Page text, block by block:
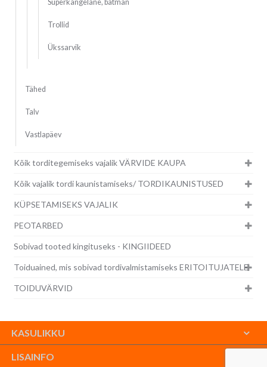
Superkangelane, batman
Trollid
Ükssarvik
Tähed
Talv
Vastlapäev
Kõik torditegemiseks vajalik VÄRVIDE KAUPA
Kõik vajalik tordi kaunistamiseks/ TORDIKAUNISTUSED
KÜPSETAMISEKS VAJALIK
PEOTARBED
Sobivad tooted kingituseks - KINGIIDEED
Toiduained, mis sobivad tordivalmistamiseks ERITOITUJATELE
TOIDUVÄRVID
KASULIKKU
LISAINFO